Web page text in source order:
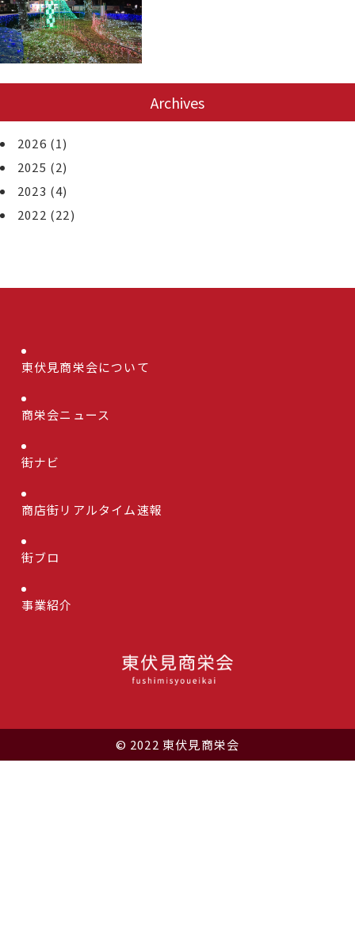
Archives
2026 (1)
2025 (2)
2023 (4)
2022 (22)
東伏見商栄会について
商栄会ニュース
街ナビ
商店街リアルタイム速報
街ブロ
事業紹介
© 2022 東伏見商栄会